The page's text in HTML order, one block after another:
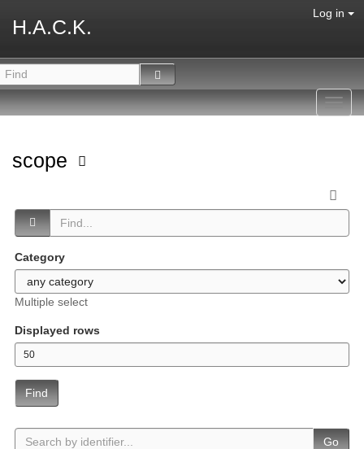
H.A.C.K.
Log in
scope
Category
Multiple select
Displayed rows
Find
Go